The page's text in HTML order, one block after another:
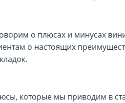
о плюсах и минусах
о настоящих
которые мы приводим в